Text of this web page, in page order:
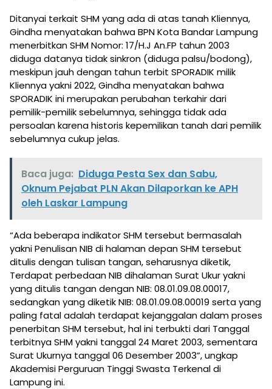
Ditanyai terkait SHM yang ada di atas tanah Kliennya,
Gindha menyatakan bahwa BPN Kota Bandar Lampung
menerbitkan SHM Nomor: 17/H.J An.FP tahun 2003
diduga datanya tidak sinkron (diduga palsu/bodong),
meskipun jauh dengan tahun terbit SPORADIK milik
Kliennya yakni 2022, Gindha menyatakan bahwa
SPORADIK ini merupakan perubahan terkahir dari
pemilik-pemilik sebelumnya, sehingga tidak ada
persoalan karena historis kepemilikan tanah dari pemilik
sebelumnya cukup jelas.
Baca juga: Diduga Pesta Sex dan Sabu,
Oknum Pejabat PLN Akan Dilaporkan ke APH
oleh Laskar Lampung
“Ada beberapa indikator SHM tersebut bermasalah
yakni Penulisan NIB di halaman depan SHM tersebut
ditulis dengan tulisan tangan, seharusnya diketik,
Terdapat perbedaan NIB dihalaman Surat Ukur yakni
yang ditulis tangan dengan NIB: 08.01.09.08.00017,
sedangkan yang diketik NIB: 08.01.09.08.00019 serta yang
paling fatal adalah terdapat kejanggalan dalam proses
penerbitan SHM tersebut, hal ini terbukti dari Tanggal
terbitnya SHM yakni tanggal 24 Maret 2003, sementara
Surat Ukurnya tanggal 06 Desember 2003”, ungkap
Akademisi Perguruan Tinggi Swasta Terkenal di
Lampung ini.